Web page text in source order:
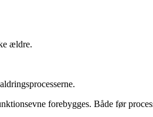
ældre.
forebygges. Både før